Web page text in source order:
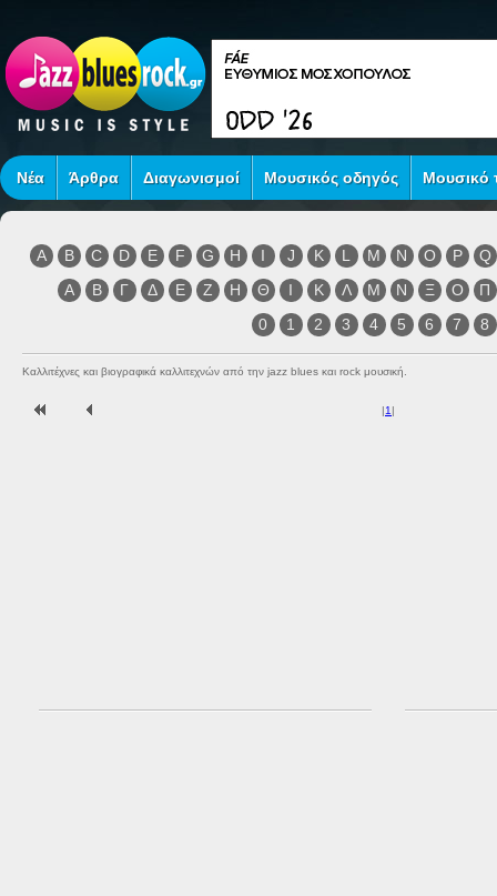
Νέα Άρθρα Διαγωνισμοί Μουσικός οδηγός Μουσικό
A B C D E F G H I J K L M N O P
Q
Α
Β Γ Δ Ε Ζ Η Θ Ι Κ Λ Μ Ν Ξ Ο
Π
0
1 2 3 4 5 6 7 8
Καλλιτέχνες και βιογραφικά καλλιτεχνών από την jazz blues και rock μουσική.
|1 |